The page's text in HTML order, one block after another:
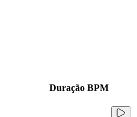
Duração BPM